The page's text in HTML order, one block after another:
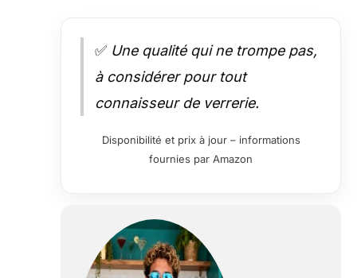
✅ Une qualité qui ne trompe pas,
à considérer pour tout
connaisseur de verrerie.
Disponibilité et prix à jour – informations
fournies par Amazon